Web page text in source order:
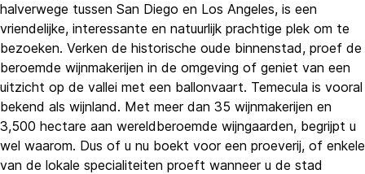
halverwege tussen San Diego en Los Angeles, is een
vriendelijke, interessante en natuurlijk prachtige plek om te
bezoeken. Verken de historische oude binnenstad, proef de
beroemde wijnmakerijen in de omgeving of geniet van een
uitzicht op de vallei met een ballonvaart. Temecula is vooral
bekend als wijnland. Met meer dan 35 wijnmakerijen en
3,500 hectare aan wereldberoemde wijngaarden, begrijpt u
wel waarom. Dus of u nu boekt voor een proeverij, of enkele
van de lokale specialiteiten proeft wanneer u de stad